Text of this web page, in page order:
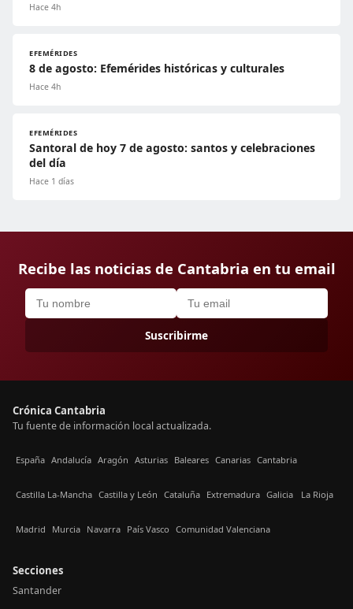
Hace 4h
EFEMÉRIDES
8 de agosto: Efemérides históricas y culturales
Hace 4h
EFEMÉRIDES
Santoral de hoy 7 de agosto: santos y celebraciones
del día
Hace 1 días
Recibe las noticias de Cantabria en tu email
Suscribirme
Crónica Cantabria
Tu fuente de información local actualizada.
España Andalucía Aragón Asturias Baleares Canarias Cantabria
Castilla La-Mancha Castilla y León Cataluña Extremadura Galicia La Rioja
Madrid Murcia Navarra País Vasco Comunidad Valenciana
Secciones
Santander